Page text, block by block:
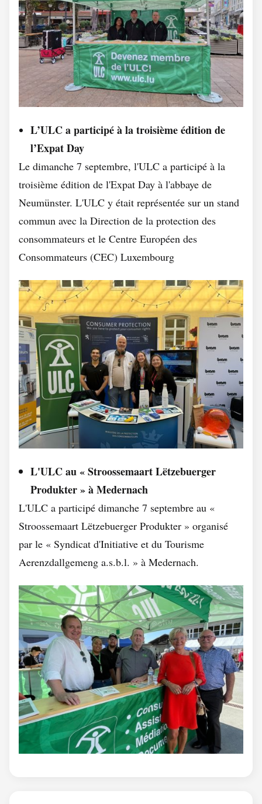
L’ULC a participé à la troisième édition de
l’Expat Day
Le dimanche 7 septembre, l'ULC a participé à la
troisième édition de l'Expat Day à l'abbaye de
Neumünster. L'ULC y était représentée sur un stand
commun avec la Direction de la protection des
consommateurs et le Centre Européen des
Consommateurs (CEC) Luxembourg
L'ULC au « Stroossemaart Lëtzebuerger
Produkter » à Medernach
L'ULC a participé dimanche 7 septembre au «
Stroossemaart Lëtzebuerger Produkter » organisé
par le « Syndicat d'Initiative et du Tourisme
Aerenzdallgemeng a.s.b.l. » à Medernach.